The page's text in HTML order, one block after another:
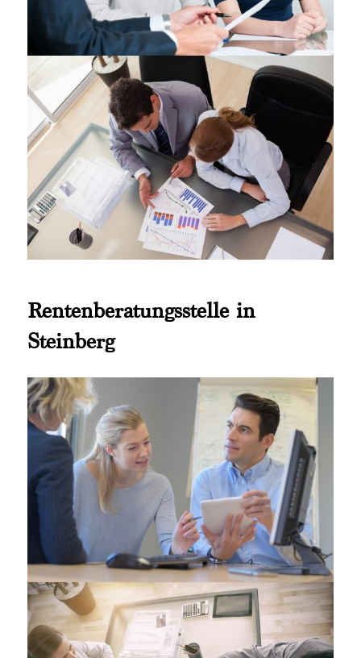
Rentenberatungsstelle in
Steinberg